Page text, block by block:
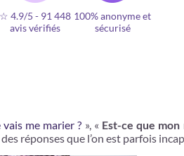
☆ 4.9/5 - 91 448
avis vérifiés
100% anonyme et
sécurisé
me marier ? », « Est-ce que
réponses que l’on est parfois